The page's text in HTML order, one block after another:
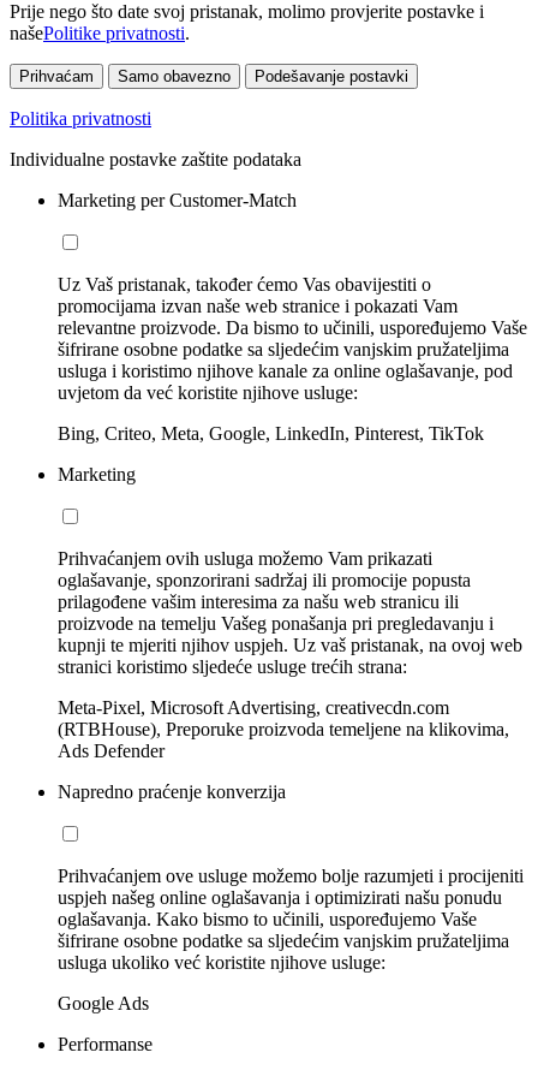
Prije nego što date svoj pristanak, molimo provjerite postavke i
našePolitike privatnosti.
Prihvaćam Samo obavezno Podešavanje postavki
Politika privatnosti
Individualne postavke zaštite podataka
Marketing per Customer-Match
Uz Vaš pristanak, također ćemo Vas obavijestiti o
promocijama izvan naše web stranice i pokazati Vam
relevantne proizvode. Da bismo to učinili, uspoređujemo Vaše
šifrirane osobne podatke sa sljedećim vanjskim pružateljima
usluga i koristimo njihove kanale za online oglašavanje, pod
uvjetom da već koristite njihove usluge:
Bing, Criteo, Meta, Google, LinkedIn, Pinterest, TikTok
Marketing
Prihvaćanjem ovih usluga možemo Vam prikazati
oglašavanje, sponzorirani sadržaj ili promocije popusta
prilagođene vašim interesima za našu web stranicu ili
proizvode na temelju Vašeg ponašanja pri pregledavanju i
kupnji te mjeriti njihov uspjeh. Uz vaš pristanak, na ovoj web
stranici koristimo sljedeće usluge trećih strana:
Meta-Pixel, Microsoft Advertising, creativecdn.com
(RTBHouse), Preporuke proizvoda temeljene na klikovima,
Ads Defender
Napredno praćenje konverzija
Prihvaćanjem ove usluge možemo bolje razumjeti i procijeniti
uspjeh našeg online oglašavanja i optimizirati našu ponudu
oglašavanja. Kako bismo to učinili, uspoređujemo Vaše
šifrirane osobne podatke sa sljedećim vanjskim pružateljima
usluga ukoliko već koristite njihove usluge:
Google Ads
Performanse